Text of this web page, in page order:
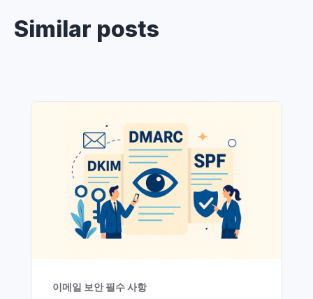
Similar posts
이메일 보안 필수 사항